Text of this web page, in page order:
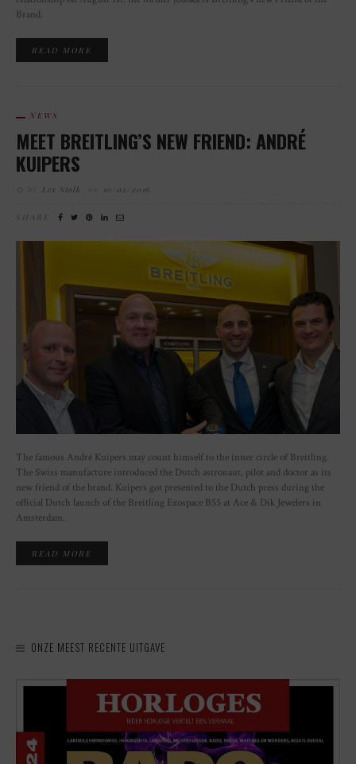
Brand.
READ MORE
NEWS
MEET BREITLING’S NEW FRIEND: ANDRÉ
KUIPERS
Lex Stolk 10/02/2016
SHARE
The famous André Kuipers may count himself to the inner circle of Breitling.
The Swiss manufacture introduced the Dutch astronaut, pilot and doctor as its
new friend of the brand. Kuipers got presented to the Dutch press during the
official Dutch launch of the Breitling Exospace B55 at Ace & Dik Jewelers in
Amsterdam.
READ MORE
ONZE MEEST RECENTE UITGAVE